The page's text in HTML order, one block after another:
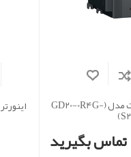
اینورتر تکفاز اینوت مدل (GD20-0R4G-
S2)
تماس بگیرید